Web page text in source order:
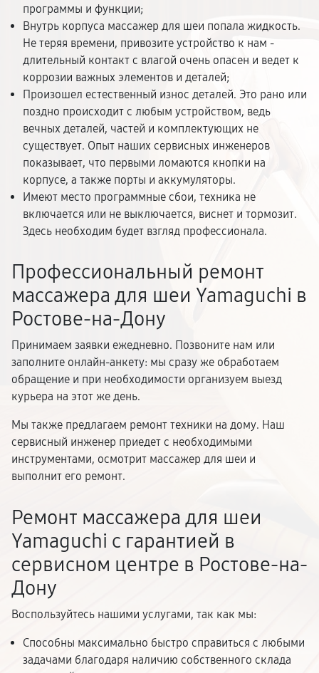
программы и функции;
Внутрь корпуса массажер для шеи попала жидкость.
Не теряя времени, привозите устройство к нам -
длительный контакт с влагой очень опасен и ведет к
коррозии важных элементов и деталей;
Произошел естественный износ деталей. Это рано или
поздно происходит с любым устройством, ведь
вечных деталей, частей и комплектующих не
существует. Опыт наших сервисных инженеров
показывает, что первыми ломаются кнопки на
корпусе, а также порты и аккумуляторы.
Имеют место программные сбои, техника не
включается или не выключается, виснет и тормозит.
Здесь необходим будет взгляд профессионала.
Профессиональный ремонт
массажера для шеи Yamaguchi в
Ростове-на-Дону
Принимаем заявки ежедневно. Позвоните нам или
заполните онлайн-анкету: мы сразу же обработаем
обращение и при необходимости организуем выезд
курьера на этот же день.
Мы также предлагаем ремонт техники на дому. Наш
сервисный инженер приедет с необходимыми
инструментами, осмотрит массажер для шеи и
выполнит его ремонт.
Ремонт массажера для шеи
Yamaguchi с гарантией в
сервисном центре в Ростове-на-
Дону
Воспользуйтесь нашими услугами, так как мы:
Способны максимально быстро справиться с любыми
задачами благодаря наличию собственного склада